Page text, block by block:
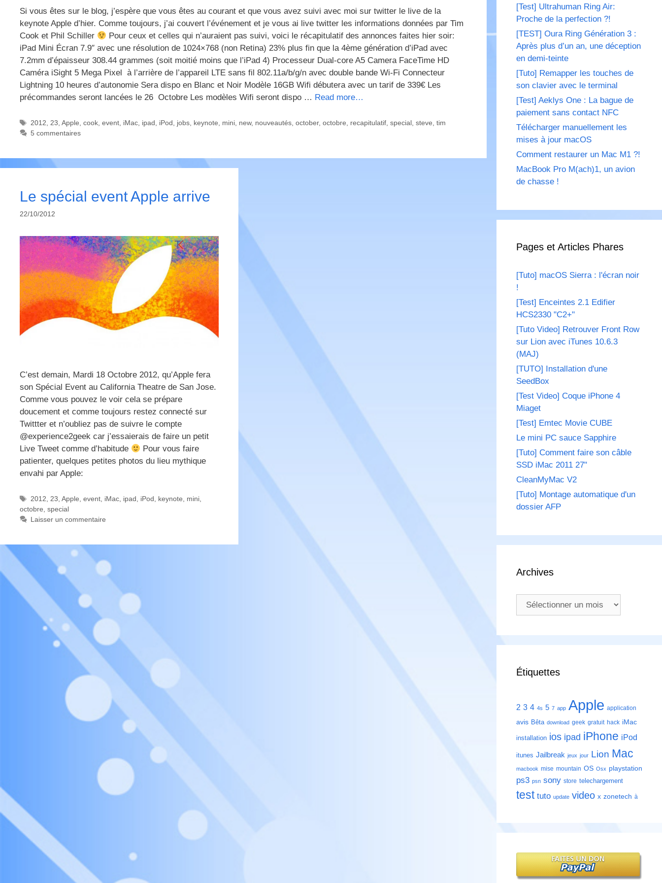
Si vous êtes sur le blog, j’espère que vous êtes au courant et que vous avez suivi avec moi sur twitter le live de la
keynote Apple d’hier. Comme toujours, j’ai couvert l’événement et je vous ai live twitter les informations données par Tim
Cook et Phil Schiller
Pour ceux et celles qui n’auraient pas suivi, voici le récapitulatif des annonces faites hier soir:
iPad Mini Écran 7.9″ avec une résolution de 1024×768 (non Retina) 23% plus fin que la 4ème génération d’iPad avec
7.2mm d’épaisseur 308.44 grammes (soit moitié moins que l’iPad 4) Processeur Dual-core A5 Camera FaceTime HD
Caméra iSight 5 Mega Pixel à l’arrière de l’appareil LTE sans fil 802.11a/b/g/n avec double bande Wi-Fi Connecteur
Lightning 10 heures d’autonomie Sera dispo en Blanc et Noir Modèle 16GB Wifi débutera avec un tarif de 339€ Les
précommandes seront lancées le 26 Octobre Les modèles Wifi seront dispo … Read more…
Étiquettes
2012, 23, Apple, cook, event, iMac, ipad, iPod, jobs, keynote, mini, new, nouveautés, october, octobre, recapitulatif, special, steve, tim
5 commentaires
Le spécial event Apple arrive
22/10/2012
C’est demain, Mardi 18 Octobre 2012, qu’Apple fera
son Spécial Event au California Theatre de San Jose.
Comme vous pouvez le voir cela se prépare
doucement et comme toujours restez connecté sur
Twittter et n’oubliez pas de suivre le compte
@experience2geek car j’essaierais de faire un petit
Live Tweet comme d’habitude
Pour vous faire
patienter, quelques petites photos du lieu mythique
envahi par Apple:
Étiquettes
2012, 23, Apple, event, iMac, ipad, iPod, keynote, mini,
octobre, special
Laisser un commentaire
[Test] Ultrahuman Ring Air:
Proche de la perfection ?!
[TEST] Oura Ring Génération 3 :
Après plus d’un an, une déception
en demi-teinte
[Tuto] Remapper les touches de
son clavier avec le terminal
[Test] Aeklys One : La bague de
paiement sans contact NFC
Télécharger manuellement les
mises à jour macOS
Comment restaurer un Mac M1 ?!
MacBook Pro M(ach)1, un avion
de chasse !
Pages et Articles Phares
[Tuto] macOS Sierra : l'écran noir
!
[Test] Enceintes 2.1 Edifier
HCS2330 "C2+"
[Tuto Video] Retrouver Front Row
sur Lion avec iTunes 10.6.3
(MAJ)
[TUTO] Installation d'une
SeedBox
[Test Video] Coque iPhone 4
Miaget
[Test] Emtec Movie CUBE
Le mini PC sauce Sapphire
[Tuto] Comment faire son câble
SSD iMac 2011 27"
CleanMyMac V2
[Tuto] Montage automatique d'un
dossier AFP
Archives
Archives
Étiquettes
2 3 4 4s 5 7 app Apple application
avis Bêta download geek gratuit hack iMac
installation ios ipad iPhone iPod
itunes Jailbreak jeux jour Lion Mac
macbook mise mountain OS Osx playstation
ps3 psn sony store telechargement
test tuto update video x zonetech à